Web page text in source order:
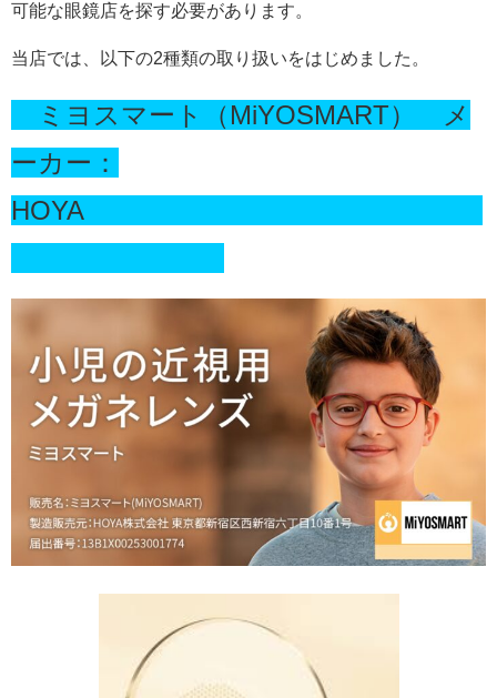
可能な眼鏡店を探す必要があります。
当店では、以下の2種類の取り扱いをはじめました。
ミヨスマート（MiYOSMART） メ
ーカー：
HOYA